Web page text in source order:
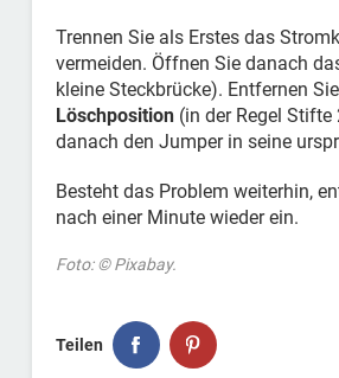
Trennen Sie als Erstes das
vermeiden. Öffnen Sie danach
kleine Steckbrücke). Entfernen
Löschposition (in der Regel
danach den Jumper in seine
Besteht das Problem weiterhin,
nach einer Minute wieder ein.
Foto: © Pixabay.
Teilen